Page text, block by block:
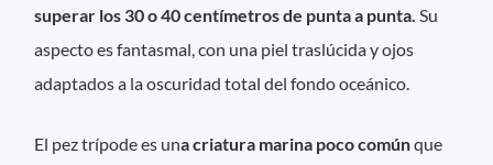
superar los 30 o 40 centímetros de punta a punta. Su
aspecto es fantasmal, con una piel traslúcida y ojos
adaptados a la oscuridad total del fondo oceánico.
El pez trípode es una criatura marina poco comúnque